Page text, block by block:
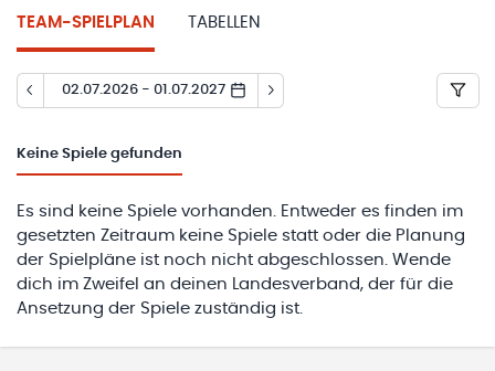
TEAM-SPIELPLAN TABELLEN
02.07.2026 - 01.07.2027
Keine Spiele gefunden
Es sind keine Spiele vorhanden. Entweder es finden im
gesetzten Zeitraum keine Spiele statt oder die Planung
der Spielpläne ist noch nicht abgeschlossen. Wende
dich im Zweifel an deinen Landesverband, der für die
Ansetzung der Spiele zuständig ist.